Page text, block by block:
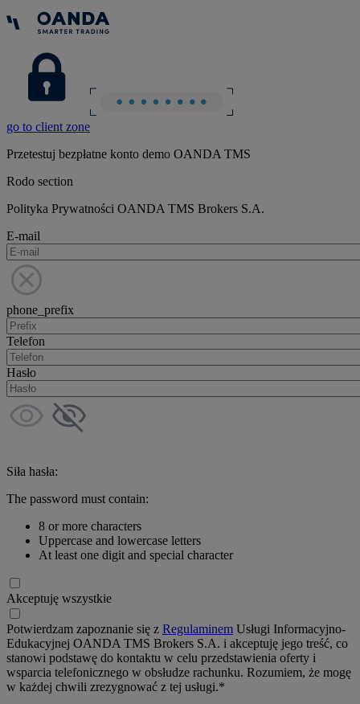
go to client zone
Przetestuj bezpłatne konto demo OANDA TMS
Rodo section
Polityka Prywatności OANDA TMS Brokers S.A.
E-mail
phone_prefix
Telefon
Hasło
Siła hasła:
The password must contain:
8 or more characters
Uppercase and lowercase letters
At least one digit and special character
Akceptuję wszystkie
Potwierdzam zapoznanie się z Regulaminem Usługi Informacyjno-
Edukacyjnej OANDA TMS Brokers S.A. i akceptuję jego treść, co
stanowi podstawę do kontaktu w celu przedstawienia oferty i
wsparcia telefonicznego w obsłudze rachunku. Rozumiem, że mogę
w każdej chwili zrezygnować z tej usługi.*